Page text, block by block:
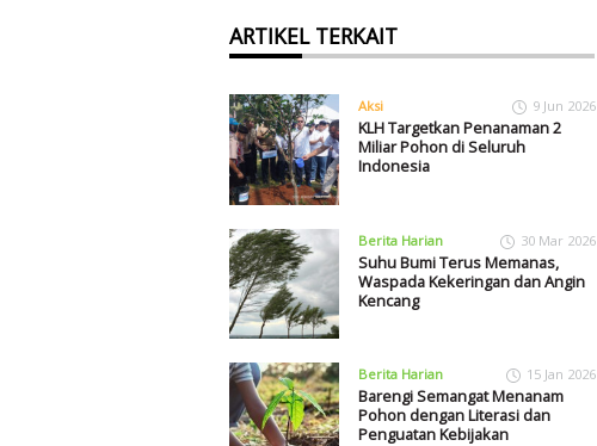
ARTIKEL TERKAIT
Aksi 9 Jun 2026
KLH Targetkan Penanaman 2
Miliar Pohon di Seluruh
Indonesia
Berita Harian 30 Mar 2026
Suhu Bumi Terus Memanas,
Waspada Kekeringan dan Angin
Kencang
Berita Harian 15 Jan 2026
Barengi Semangat Menanam
Pohon dengan Literasi dan
Penguatan Kebijakan